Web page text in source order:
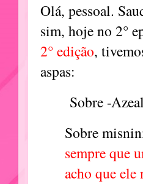
Olá, pessoal.
sim, hoje no 2°
2° edição,
aspas:
Sobre -
Sobre
sempre que
acho que